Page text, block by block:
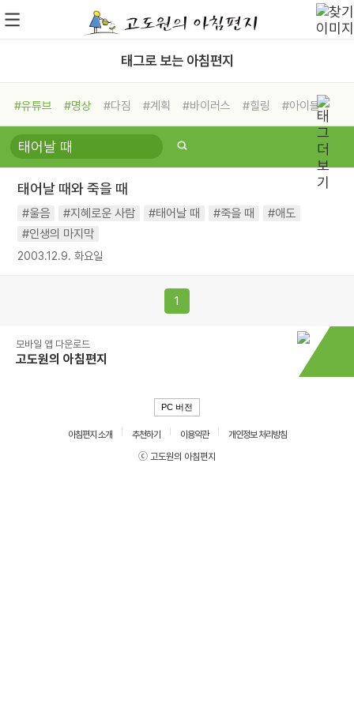
태그로 보는 아침편지
#유튜브 #명상 #다짐 #계획 #바이러스 #힐링
#아이들
#비전캠프
#독서캠프 #삶
#희망
#나눔 #친구 #링컨학교
#독서
#건강 #면역력
태어날 때와 죽을 때
#울음 #지혜로운 사람 #태어날 때 #죽을 때
#애도
#인생의 마지막
2003.12.9. 화요일
1
모바일 앱 다운로드
고도원의 아침편지
PC 버전
아침편지 소개 추천하기 이용약관
개인정보 처리방침
ⓒ 고도원의 아침편지